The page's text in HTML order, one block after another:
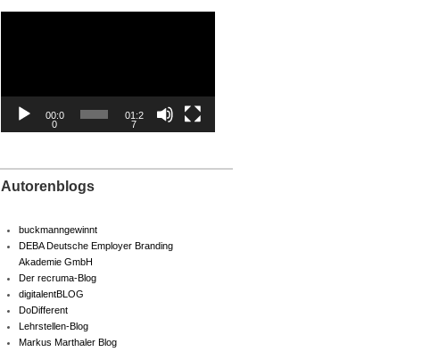
00:0
0
01:2
7
Autorenblogs
buckmanngewinnt
DEBA Deutsche Employer Branding
Akademie GmbH
Der recruma-Blog
digitalentBLOG
DoDifferent
Lehrstellen-Blog
Markus Marthaler Blog